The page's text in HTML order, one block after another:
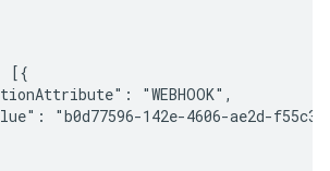
[{
"WEBHOOK",
"b0d77596-142e-4606-ae2d-